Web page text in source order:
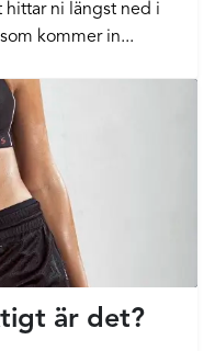
hittar ni längst ned i
kommer in...
är det?